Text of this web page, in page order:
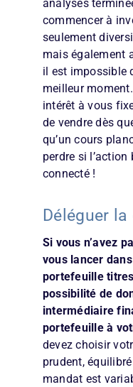
analyses
commencer à
seulement
mais également
il est impossible
meilleur
intérêt à vous
de vendre dès
qu’un cours
perdre si
connecté !
Déléguer
Si vous n’avez
vous lancer
portefeuille
possibilité de
intermédiaire
portefeuille à
devez choisir
prudent,
mandat est